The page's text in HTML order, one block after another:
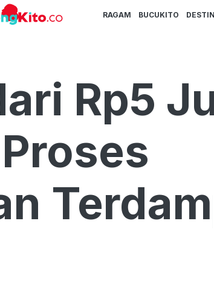
RAGAM BUCUKITO
Rp5